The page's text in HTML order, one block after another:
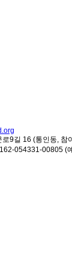
9길 16 (통인동, 참
054331-00805 (